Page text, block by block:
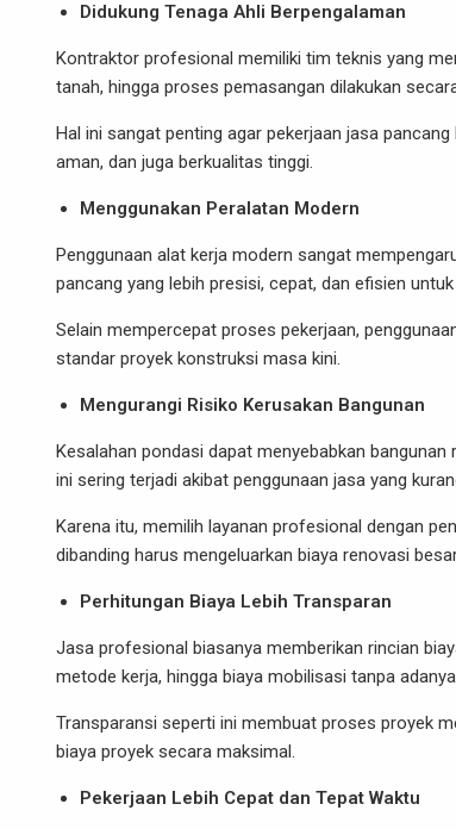
Didukung Tenaga Ahli Berpengalaman
Kontraktor profesional memiliki tim teknis yang
tanah, hingga proses pemasangan dilakukan
Hal ini sangat penting agar pekerjaan jasa
aman, dan juga berkualitas tinggi.
Menggunakan Peralatan Modern
Penggunaan alat kerja modern sangat
pancang yang lebih presisi, cepat, dan efisien
Selain mempercepat proses pekerjaan,
standar proyek konstruksi masa kini.
Mengurangi Risiko Kerusakan Bangunan
Kesalahan pondasi dapat menyebabkan
ini sering terjadi akibat penggunaan jasa yang
Karena itu, memilih layanan profesional dengan
dibanding harus mengeluarkan biaya renovasi
Perhitungan Biaya Lebih Transparan
Jasa profesional biasanya memberikan rincian
metode kerja, hingga biaya mobilisasi tanpa
Transparansi seperti ini membuat proses proyek
biaya proyek secara maksimal.
Pekerjaan Lebih Cepat dan Tepat Waktu